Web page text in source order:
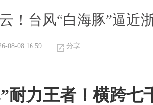
！台风“白海豚”逼近
08-08 16:59 分享
耐力王者！横跨七